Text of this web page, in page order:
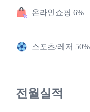
온라인쇼핑 6%
스포츠/레저 50%
전월실적